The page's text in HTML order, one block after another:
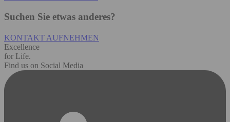
Suchen Sie etwas anderes?
KONTAKT AUFNEHMEN
Excellence
for Life.
Find us on Social Media